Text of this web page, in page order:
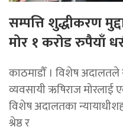
सम्पत्ति शुद्धीकरण
मोर १ करोड रुपैयाँ
काठमाडौँ । विशेष अदालतले
व्यवसायी ऋषिराज मोरलाई
विशेष अदालतका
श्रेष्ठ र